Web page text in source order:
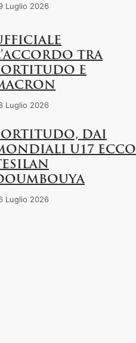
Luglio 2026
TRA
E
Luglio 2026
DAI
U17 ECCO
Luglio 2026